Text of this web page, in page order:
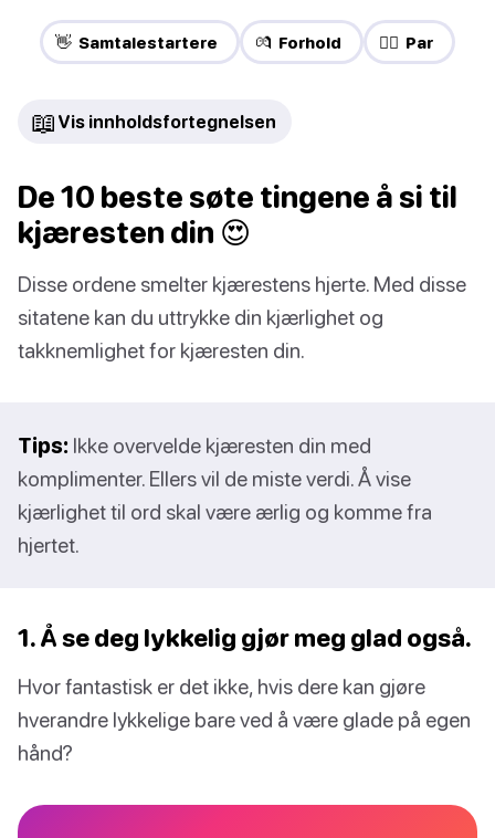
👋 Samtalestartere 💏 Forhold ❤️‍🔥 Par
📖 Vis innholdsfortegnelsen
De 10 beste søte tingene å si til
kjæresten din 😍
Disse ordene smelter kjærestens hjerte. Med disse
sitatene kan du uttrykke din kjærlighet og
takknemlighet for kjæresten din.
Tips: Ikke overvelde kjæresten din med
komplimenter. Ellers vil de miste verdi. Å vise
kjærlighet til ord skal være ærlig og komme fra
hjertet.
1. Å se deg lykkelig gjør meg glad også.
Hvor fantastisk er det ikke, hvis dere kan gjøre
hverandre lykkelige bare ved å være glade på egen
hånd?